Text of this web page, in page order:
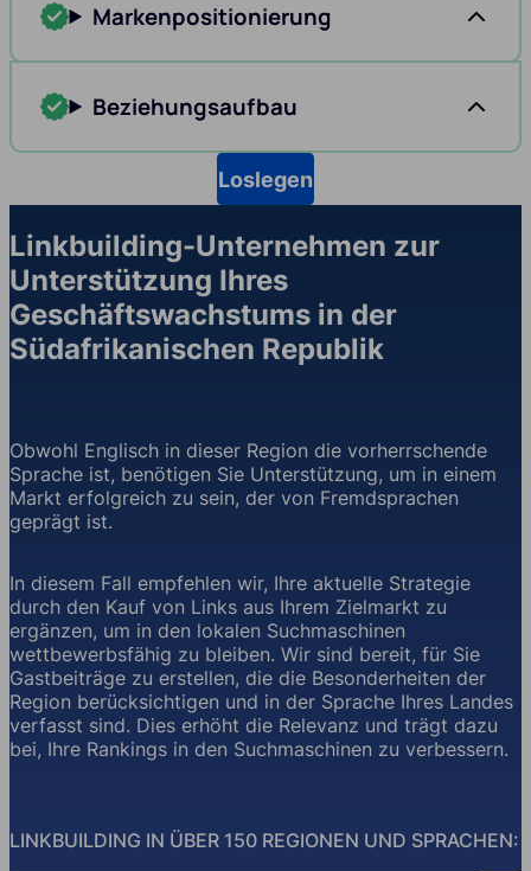
Markenpositionierung
Beziehungsaufbau
Loslegen
Linkbuilding-Unternehmen zur
Unterstützung Ihres
Geschäftswachstums in der
Südafrikanischen Republik
LINKBUILDING IN ÜBER 150 REGIONEN UND SPRACHEN:
Obwohl Englisch in dieser Region die vorherrschende
Sprache ist, benötigen Sie Unterstützung, um in einem
Markt erfolgreich zu sein, der von Fremdsprachen
geprägt ist.
In diesem Fall empfehlen wir, Ihre aktuelle Strategie
durch den Kauf von Links aus Ihrem Zielmarkt zu
ergänzen, um in den lokalen Suchmaschinen
wettbewerbsfähig zu bleiben. Wir sind bereit, für Sie
Gastbeiträge zu erstellen, die die Besonderheiten der
Region berücksichtigen und in der Sprache Ihres Landes
verfasst sind. Dies erhöht die Relevanz und trägt dazu
bei, Ihre Rankings in den Suchmaschinen zu verbessern.